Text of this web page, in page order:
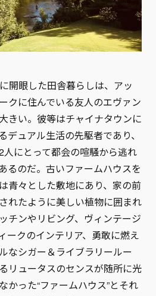
開眼した田舎暮らしは、アッ
クに住んでいる友人のエヴァン
きい。彼等はチャイナタウンに
デュアル生活の先駆者であり、
にとって都会の喧騒から逃れ
るのだ。古いファームハウスを
青々とした敷地にあり、家の前
れたように美しい植物に囲まれ
チンやリビング、ヴィンテージ
ークのインテリア、勇敢に燃え
なシガー＆ライブラリールー
リュータスのセンスが随所に光
かった“ファームハウス”とそれ